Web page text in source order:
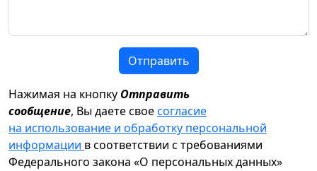
Отправить
Нажимая на кнопку Отправить
сообщение, Вы даете своесогласие
на использование и обработку персональной
информации в соответствии с требованиями
Федерального закона «О персональных данных»